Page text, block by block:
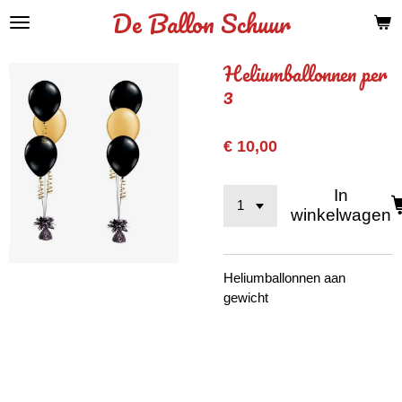
Ga
hoofdinhoud
De Ballon Schuur
Heliumballonnen per
3
€ 10,00
In
winkelwagen
Heliumballonnen aan
gewicht